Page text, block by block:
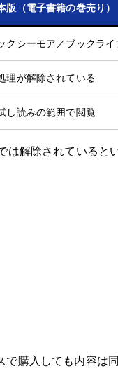
版（電子書籍の巻売り）
クシーモア／ブックラ
理が解除されている
し読みの範囲で閲覧
は解除されていると
購入しても内容は同